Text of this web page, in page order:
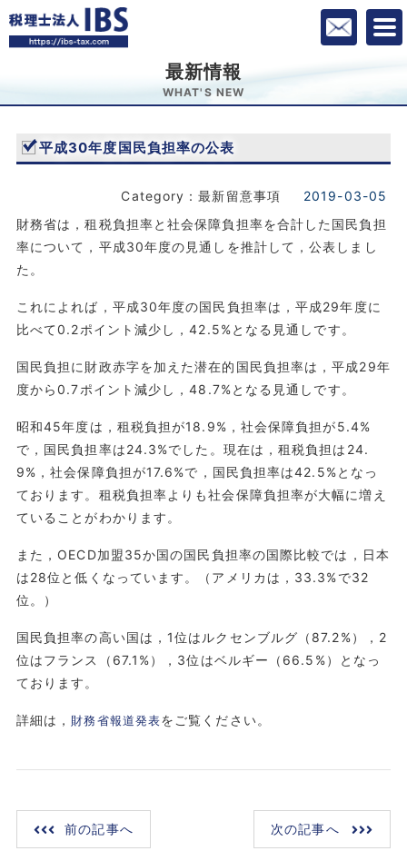
最新情報
WHAT'S NEW
平成30年度国民負担率の公表
Category：最新留意事項
2019-03-05
財務省は，租税負担率と社会保障負担率を合計した国民負担
率について，平成30年度の見通しを推計して，公表しまし
た。
これによれば，平成30年度の国民負担率は，平成29年度に
比べて0.2ポイント減少し，42.5%となる見通しです。
国民負担に財政赤字を加えた潜在的国民負担率は，平成29年
度から0.7ポイント減少し，48.7%となる見通しです。
昭和45年度は，租税負担が18.9%，社会保障負担が5.4%
で，国民負担率は24.3%でした。現在は，租税負担は24.
9%，社会保障負担が17.6%で，国民負担率は42.5%となっ
ております。租税負担率よりも社会保障負担率が大幅に増え
ていることがわかります。
また，OECD加盟35か国の国民負担率の国際比較では，日本
は28位と低くなっています。（アメリカは，33.3%で32
位。）
国民負担率の高い国は，1位はルクセンブルグ（87.2%），2
位はフランス（67.1%），3位はベルギー（66.5%）となっ
ております。
詳細は， 財務省報道発表をご覧ください。
前の記事へ 次の記事へ